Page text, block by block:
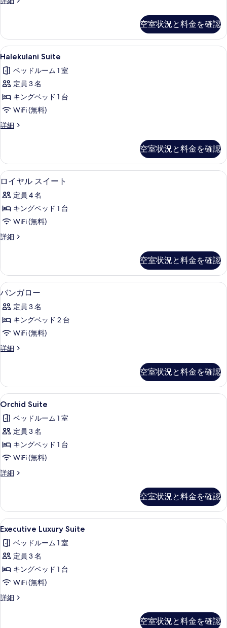
フ
ロ
ン
ト
の
す
べ
て
写
真
を
表
示
す
る
シ
フ
ン
ト
の
詳
細
ス
す
べ
て
の
写
真
を
表
る
ウ
ス
の
細
空室状況と料金を確認
Halekulani
Suite
の
す
べ
て
の
を
表
示
す
る
5
Halekulani Suite
ベッドルーム 1 室
定員 3 名
キングベッド 1 台
WiFi (無料)
詳細
Halekulani
細
空室状況と料金を確認
ロ
イ
ヤ
ル
ス
イ
ト
の
す
べ
て
の
写
表
示
す
る
ロイヤル スイート | リビング エリア
5
ロイヤル スイート
定員 4 名
キングベッド 1 台
WiFi (無料)
詳細
ロ
ス
イ
ー
の
詳
空室状況と料金を確認
バ
ン
ガ
ロ
ー
の
べ
て
の
写
真
を
表
示
バンガロー | リビング エリア | 40 イ
5
バンガロー
定員 3 名
キングベッド 2 台
WiFi (無料)
詳細
バ
ー
の
詳
空室状況と料金を確認
Orchid
Suite
の
す
べ
て
の
を
表
示
す
る
Orchid Suite | 高級寝具、セーフテ
5
Orchid Suite
ベッドルーム 1 室
定員 3 名
キングベッド 1 台
WiFi (無料)
詳細
Orchid
細
空室状況と料金を確認
Executive
Luxury
Suite
の
す
べ
て
Executive Luxury Suite | 高級寝具、
4
Executive Luxury Suite
ベッドルーム 1 室
定員 3 名
キングベッド 1 台
WiFi (無料)
詳細
Executive
空室状況と料金を確認